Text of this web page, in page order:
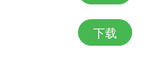
下载